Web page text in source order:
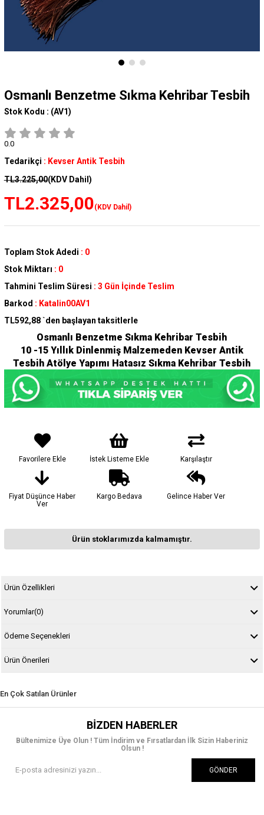
Osmanlı Benzetme Sıkma Kehribar Tesbih
Stok Kodu : (AV1)
0.0
Tedarikçi : Kevser Antik Tesbih
TL3.225,00(KDV Dahil)
TL2.325,00(KDV Dahil)
Toplam Stok Adedi : 0
Stok Miktarı : 0
Tahmini Teslim Süresi : 3 Gün İçinde Teslim
Barkod : Katalin00AV1
TL592,88 `den başlayan taksitlerle
Osmanlı Benzetme Sıkma Kehribar Tesbih
10 -15 Yıllık Dinlenmiş Malzemeden Kevser Antik
Tesbih Atölye Yapımı Hatasız Sıkma Kehribar Tesbih
Favorilere Ekle İstek Listeme Ekle Karşılaştır
Fiyat Düşünce Haber
Ver
Kargo Bedava Gelince Haber Ver
Ürün stoklarımızda kalmamıştır.
Ürün Özellikleri
Yorumlar(0)
Ödeme Seçenekleri
Ürün Önerileri
En Çok Satılan Ürünler
BIZDEN HABERLER
Bültenimize Üye Olun ! Tüm İndirim ve Fırsatlardan İlk Sizin Haberiniz
Olsun !
GÖNDER